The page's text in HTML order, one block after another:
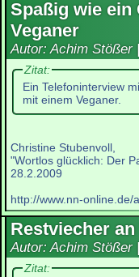
Spaßig wie ein
Veganer
Autor: Achim Stößer
Zitat:
Ein Telefoninterview
mit einem Veganer.
Christine Stubenvoll,
"Wortlos glücklich: Der
28.2.2009
http://www.nn-online.de/
Restviecher
Autor: Achim Stößer
Zitat: